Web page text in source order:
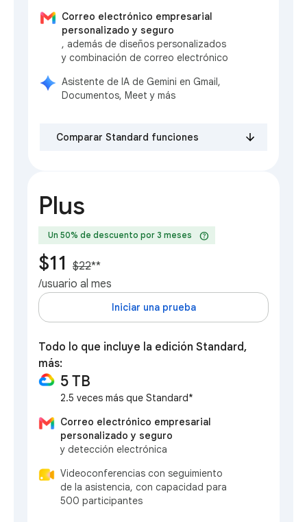
Correo electrónico empresarial
personalizado y seguro
, además de diseños personalizados
y combinación de correo electrónico
Asistente de IA de Gemini en Gmail,
Documentos, Meet y más
Comparar Standard funciones
Plus
Un 50% de descuento por 3 meses help
$11 $22**
/usuario al mes
Iniciar una prueba
Todo lo que incluye la edición Standard,
más:
5 TB
2.5 veces más que Standard*
Correo electrónico empresarial
personalizado y seguro
y detección electrónica
Videoconferencias con seguimiento
de la asistencia, con capacidad para
500 participantes